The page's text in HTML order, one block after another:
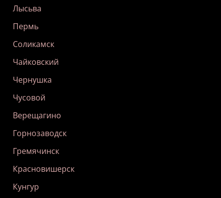
Лысьва
Пермь
Соликамск
Чайковский
Чернушка
Чусовой
Верещагино
Горнозаводск
Гремячинск
Красновишерск
Кунгур